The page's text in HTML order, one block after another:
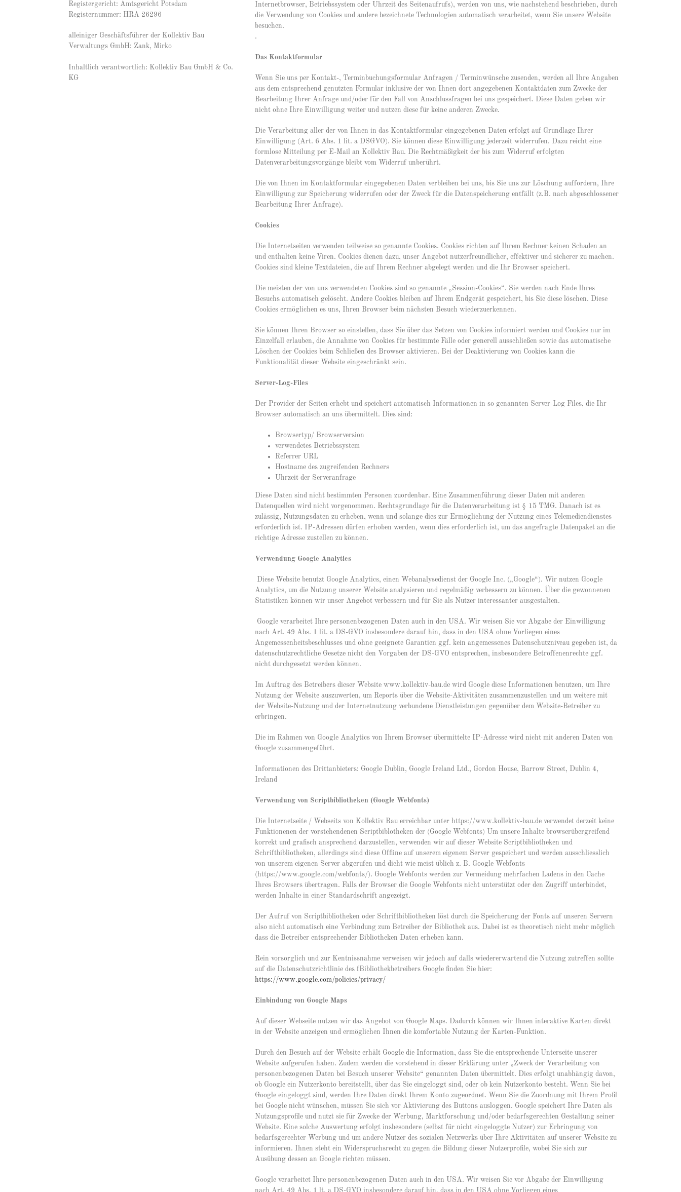
Registergericht: Amtsgericht Potsdam
Registernummer: HRA 26296
alleiniger Geschäftsführer der Kollektiv Bau
Verwaltungs GmbH: Zank, Mirko
Inhaltlich verantwortlich: Kollektiv Bau GmbH & Co.
KG
Internetbrowser, Betriebssystem oder Uhrzeit des Seitenaufrufs), werden von uns, wie nachstehend beschrieben, durch
die Verwendung von Cookies und andere bezeichnete Technologien automatisch verarbeitet, wenn Sie unsere Website
besuchen.
.
Das Kontaktformular
Wenn Sie uns per Kontakt-, Terminbuchungsformular Anfragen / Terminwünsche zusenden, werden all Ihre Angaben
aus dem entsprechend genutzten Formular inklusive der von Ihnen dort angegebenen Kontaktdaten zum Zwecke der
Bearbeitung Ihrer Anfrage und/oder für den Fall von Anschlussfragen bei uns gespeichert. Diese Daten geben wir
nicht ohne Ihre Einwilligung weiter und nutzen diese für keine anderen Zwecke.
Die Verarbeitung aller der von Ihnen in das Kontaktformular eingegebenen Daten erfolgt auf Grundlage Ihrer
Einwilligung (Art. 6 Abs. 1 lit. a DSGVO). Sie können diese Einwilligung jederzeit widerrufen. Dazu reicht eine
formlose Mitteilung per E-Mail an Kollektiv Bau. Die Rechtmäßigkeit der bis zum Widerruf erfolgten
Datenverarbeitungsvorgänge bleibt vom Widerruf unberührt.
Die von Ihnen im Kontaktformular eingegebenen Daten verbleiben bei uns, bis Sie uns zur Löschung auffordern, Ihre
Einwilligung zur Speicherung widerrufen oder der Zweck für die Datenspeicherung entfällt (z.B. nach abgeschlossener
Bearbeitung Ihrer Anfrage).
Cookies
Die Internetseiten verwenden teilweise so genannte Cookies. Cookies richten auf Ihrem Rechner keinen Schaden an
und enthalten keine Viren. Cookies dienen dazu, unser Angebot nutzerfreundlicher, effektiver und sicherer zu machen.
Cookies sind kleine Textdateien, die auf Ihrem Rechner abgelegt werden und die Ihr Browser speichert.
Die meisten der von uns verwendeten Cookies sind so genannte „Session-Cookies“. Sie werden nach Ende Ihres
Besuchs automatisch gelöscht. Andere Cookies bleiben auf Ihrem Endgerät gespeichert, bis Sie diese löschen. Diese
Cookies ermöglichen es uns, Ihren Browser beim nächsten Besuch wiederzuerkennen.
Sie können Ihren Browser so einstellen, dass Sie über das Setzen von Cookies informiert werden und Cookies nur im
Einzelfall erlauben, die Annahme von Cookies für bestimmte Fälle oder generell ausschließen sowie das automatische
Löschen der Cookies beim Schließen des Browser aktivieren. Bei der Deaktivierung von Cookies kann die
Funktionalität dieser Website eingeschränkt sein.
Server-Log-Files
Der Provider der Seiten erhebt und speichert automatisch Informationen in so genannten Server-Log Files, die Ihr
Browser automatisch an uns übermittelt. Dies sind:
Browsertyp/ Browserversion
verwendetes Betriebssystem
Referrer URL
Hostname des zugreifenden Rechners
Uhrzeit der Serveranfrage
Diese Daten sind nicht bestimmten Personen zuordenbar. Eine Zusammenführung dieser Daten mit anderen
Datenquellen wird nicht vorgenommen. Rechtsgrundlage für die Datenverarbeitung ist § 15 TMG. Danach ist es
zulässig, Nutzungsdaten zu erheben, wenn und solange dies zur Ermöglichung der Nutzung eines Telemediendienstes
erforderlich ist. IP-Adressen dürfen erhoben werden, wenn dies erforderlich ist, um das angefragte Datenpaket an die
richtige Adresse zustellen zu können.
Verwendung Google Analytics
Diese Website benutzt Google Analytics, einen Webanalysedienst der Google Inc. („Google“). Wir nutzen Google
Analytics, um die Nutzung unserer Website analysieren und regelmäßig verbessern zu können. Über die gewonnenen
Statistiken können wir unser Angebot verbessern und für Sie als Nutzer interessanter ausgestalten.
Google verarbeitet Ihre personenbezogenen Daten auch in den USA. Wir weisen Sie vor Abgabe der Einwilligung
nach Art. 49 Abs. 1 lit. a DS-GVO insbesondere darauf hin, dass in den USA ohne Vorliegen eines
Angemessenheitsbeschlusses und ohne geeignete Garantien ggf. kein angemessenes Datenschutzniveau gegeben ist, da
datenschutzrechtliche Gesetze nicht den Vorgaben der DS-GVO entsprechen, insbesondere Betroffenenrechte ggf.
nicht durchgesetzt werden können.
Im Auftrag des Betreibers dieser Website www.kollektiv-bau.de wird Google diese Informationen benutzen, um Ihre
Nutzung der Website auszuwerten, um Reports über die Website-Aktivitäten zusammenzustellen und um weitere mit
der Website-Nutzung und der Internetnutzung verbundene Dienstleistungen gegenüber dem Website-Betreiber zu
erbringen.
Die im Rahmen von Google Analytics von Ihrem Browser übermittelte IP-Adresse wird nicht mit anderen Daten von
Google zusammengeführt.
Informationen des Drittanbieters: Google Dublin, Google Ireland Ltd., Gordon House, Barrow Street, Dublin 4,
Ireland
Verwendung von Scriptbibliotheken (Google Webfonts)
Die Internetseite / Webseits von Kollektiv Bau erreichbar unter https://www.kollektiv-bau.de verwendet derzeit keine
Funktionenen der vorstehendenen Scriptbiblotheken der (Google Webfonts) Um unsere Inhalte browserübergreifend
korrekt und grafisch ansprechend darzustellen, verwenden wir auf dieser Website Scriptbibliotheken und
Schriftbibliotheken, allerdings sind diese Offline auf unserem eigenem Server gespeichert und werden ausschliesslich
von unserem eigenen Server abgerufen und dicht wie meist üblich z. B. Google Webfonts
(https://www.google.com/webfonts/). Google Webfonts werden zur Vermeidung mehrfachen Ladens in den Cache
Ihres Browsers übertragen. Falls der Browser die Google Webfonts nicht unterstützt oder den Zugriff unterbindet,
werden Inhalte in einer Standardschrift angezeigt.
Der Aufruf von Scriptbibliotheken oder Schriftbibliotheken löst durch die Speicherung der Fonts auf unseren Servern
also nicht automatisch eine Verbindung zum Betreiber der Bibliothek aus. Dabei ist es theoretisch nicht mehr möglich
dass die Betreiber entsprechender Bibliotheken Daten erheben kann.
Rein vorsorglich und zur Kentnissnahme verweisen wir jedoch auf dalls wiedererwartend die Nutzung zutreffen sollte
auf die Datenschutzrichtlinie des fBibliothekbetreibers Google finden Sie hier:
https://www.google.com/policies/privacy/
Einbindung von Google Maps
Auf dieser Webseite nutzen wir das Angebot von Google Maps. Dadurch können wir Ihnen interaktive Karten direkt
in der Website anzeigen und ermöglichen Ihnen die komfortable Nutzung der Karten-Funktion.
Durch den Besuch auf der Website erhält Google die Information, dass Sie die entsprechende Unterseite unserer
Website aufgerufen haben. Zudem werden die vorstehend in dieser Erklärung unter „Zweck der Verarbeitung von
personenbezogenen Daten bei Besuch unserer Website“ genannten Daten übermittelt. Dies erfolgt unabhängig davon,
ob Google ein Nutzerkonto bereitstellt, über das Sie eingeloggt sind, oder ob kein Nutzerkonto besteht. Wenn Sie bei
Google eingeloggt sind, werden Ihre Daten direkt Ihrem Konto zugeordnet. Wenn Sie die Zuordnung mit Ihrem Profil
bei Google nicht wünschen, müssen Sie sich vor Aktivierung des Buttons ausloggen. Google speichert Ihre Daten als
Nutzungsprofile und nutzt sie für Zwecke der Werbung, Marktforschung und/oder bedarfsgerechten Gestaltung seiner
Website. Eine solche Auswertung erfolgt insbesondere (selbst für nicht eingeloggte Nutzer) zur Erbringung von
bedarfsgerechter Werbung und um andere Nutzer des sozialen Netzwerks über Ihre Aktivitäten auf unserer Website zu
informieren. Ihnen steht ein Widerspruchsrecht zu gegen die Bildung dieser Nutzerprofile, wobei Sie sich zur
Ausübung dessen an Google richten müssen.
Google verarbeitet Ihre personenbezogenen Daten auch in den USA. Wir weisen Sie vor Abgabe der Einwilligung
nach Art. 49 Abs. 1 lt. a DS-GVO insbesondere darauf hin, dass in den USA ohne Vorliegen eines